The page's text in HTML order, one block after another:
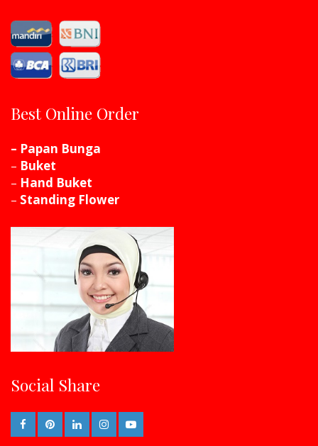
Best Online Order
– Papan Bunga
– Buket
– Hand Buket
– Standing Flower
Social Share